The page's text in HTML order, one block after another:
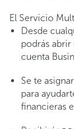
El Servicio
Desde
podrás
cuenta
Se te
para
financieras